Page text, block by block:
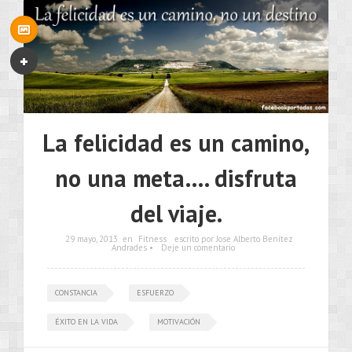
La felicidad es un camino,
no una meta…. disfruta
del viaje.
29 mayo, 2013 en Fitness escrito por Jose Alberto Benítez
Andrades • Deje un comentario
CONSTANCIA ESFUERZO
ÉXITO EN LA VIDA MOTIVACIÓN